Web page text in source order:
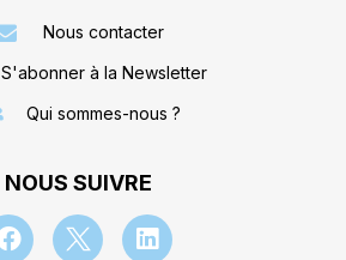
Nous contacter
S'abonner à la Newsletter
Qui sommes-nous ?
NOUS SUIVRE